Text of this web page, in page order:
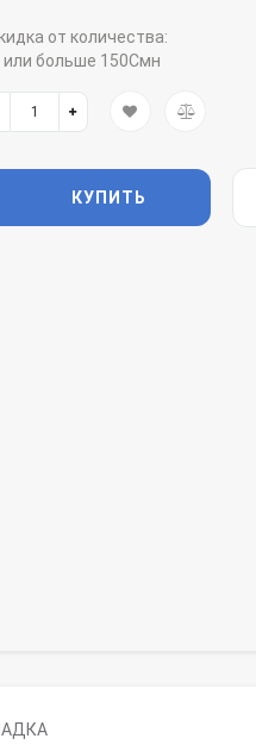
от количества:
или больше 150Смн
КУПИТЬ